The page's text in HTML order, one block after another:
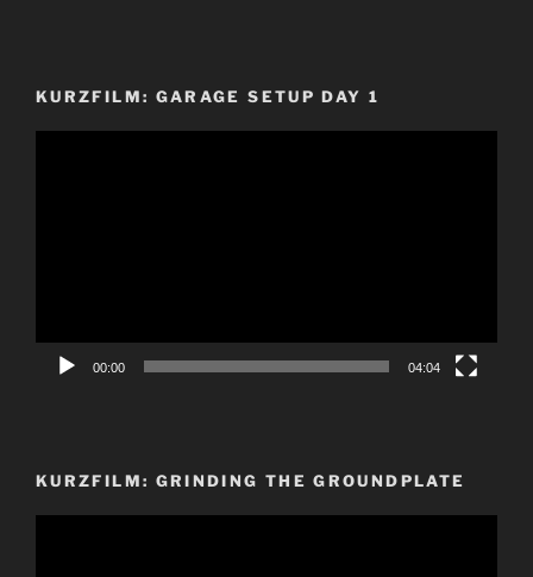
KURZFILM: GARAGE SETUP DAY 1
00:00 04:04
KURZFILM: GRINDING THE GROUNDPLATE